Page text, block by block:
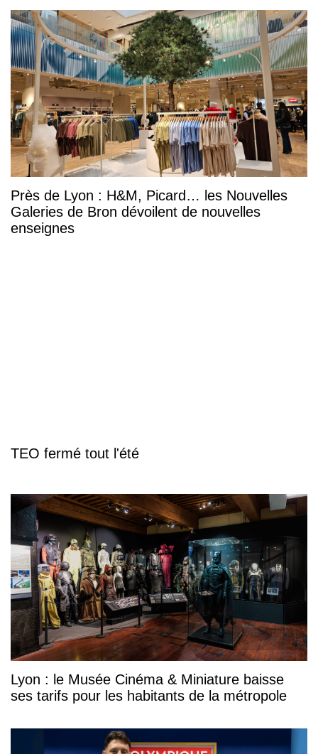
Près de Lyon : H&M, Picard… les Nouvelles
Galeries de Bron dévoilent de nouvelles
enseignes
TEO fermé tout l'été
Lyon : le Musée Cinéma & Miniature baisse
ses tarifs pour les habitants de la métropole